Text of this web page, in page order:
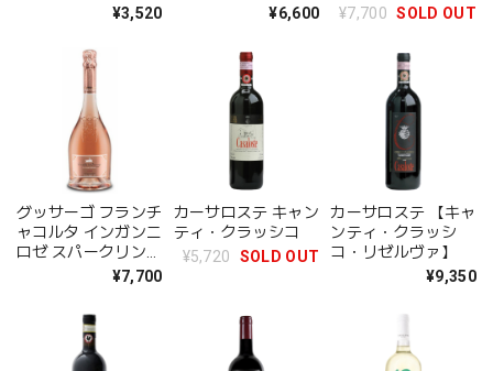
¥3,520
¥6,600
¥7,700 SOLD OUT
グッサーゴ フランチ
ャコルタ インガンニ
ロゼ スパークリング
¥7,700
カーサロステ キャン
ティ・クラッシコ
¥5,720
SOLD OUT
カーサロステ 【キャ
ンティ・クラッシ
コ・リゼルヴァ】
¥9,350